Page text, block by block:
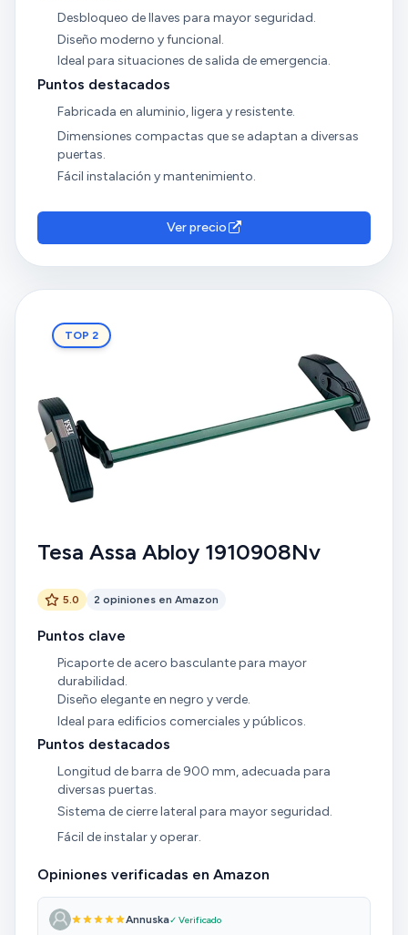
Desbloqueo de llaves para mayor seguridad.
Diseño moderno y funcional.
Ideal para situaciones de salida de emergencia.
Puntos destacados
Fabricada en aluminio, ligera y resistente.
Dimensiones compactas que se adaptan a diversas
puertas.
Fácil instalación y mantenimiento.
Ver precio
TOP 2
Tesa Assa Abloy 1910908Nv
5.0 2 opiniones en Amazon
Puntos clave
Picaporte de acero basculante para mayor
durabilidad.
Diseño elegante en negro y verde.
Ideal para edificios comerciales y públicos.
Puntos destacados
Longitud de barra de 900 mm, adecuada para
diversas puertas.
Sistema de cierre lateral para mayor seguridad.
Fácil de instalar y operar.
Opiniones verificadas en Amazon
Annuska✓ Verificado